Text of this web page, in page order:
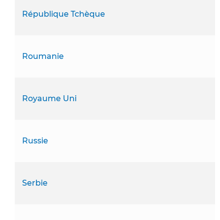
République Tchèque
Roumanie
Royaume Uni
Russie
Serbie